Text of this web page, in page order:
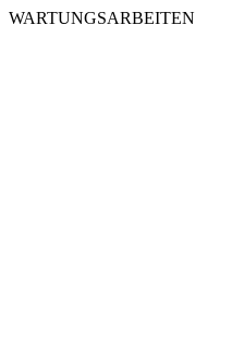
WARTUNGSARBEITEN